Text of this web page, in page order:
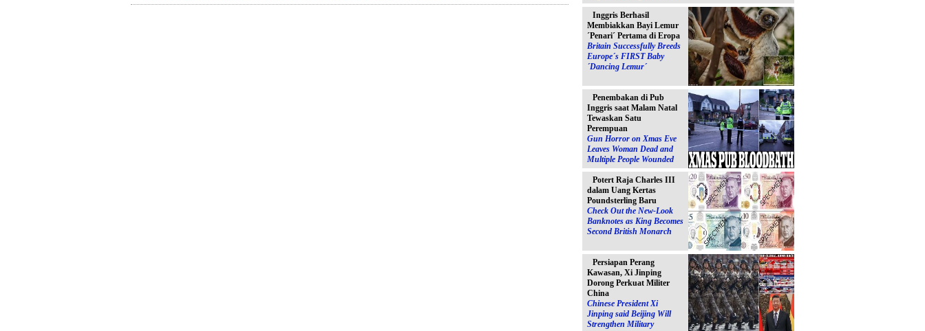
Inggris Berhasil
Membiakkan Bayi Lemur
´Penari´ Pertama di Eropa
Britain Successfully Breeds
Europe´s FIRST Baby
´Dancing Lemur´
Penembakan di Pub
Inggris saat Malam Natal
Tewaskan Satu
Perempuan
Gun Horror on Xmas Eve
Leaves Woman Dead and
Multiple People Wounded
Potert Raja Charles III
dalam Uang Kertas
Poundsterling Baru
Check Out the New-Look
Banknotes as King Becomes
Second British Monarch
Persiapan Perang
Kawasan, Xi Jinping
Dorong Perkuat Militer
China
Chinese President Xi
Jinping said Beijing Will
Strengthen Military